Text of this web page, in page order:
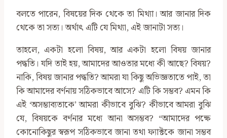
বলতে পারেন, বিষয়ের দিক থেকে তা মিথ্যা। আর জানার দিক
থেকে তা সত্য। অর্থাৎ এটি যে মিথ্যা, এই জানাটা সত্য।
তাহলে, একটা হলো বিষয়, আর একটা হলো বিষয় জানার
পদ্ধতি। যদি তাই হয়, আমাদের আওতার মধ্যে কী আছে? বিষয়?
নাকি, বিষয় জানার পদ্ধতি? আমরা যা কিছু অভিজ্ঞতাতে পাই, তা
কি আমাদের বর্ণনায় সঠিকভাবে আসে? এটি কি সম্ভব? এমন কি
এই ‘অসম্ভাব্যতাকে’ আমরা কীভাবে বুঝি? কীভাবে আমরা বুঝি
যে, বিষয়কে বর্ণনার মধ্যে আনা অসম্ভব? “আমাদের পক্ষে
কোনোকিছুর স্বরূপ সঠিকভাবে জানা তথা ফ্যাক্টকে জানা সম্ভব